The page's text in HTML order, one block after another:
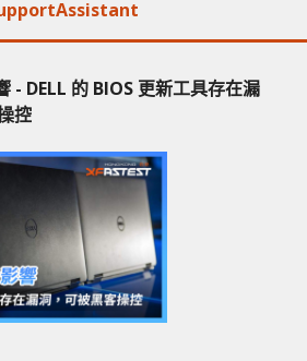
- DELL 的 BIOS 更新工具存在漏
控